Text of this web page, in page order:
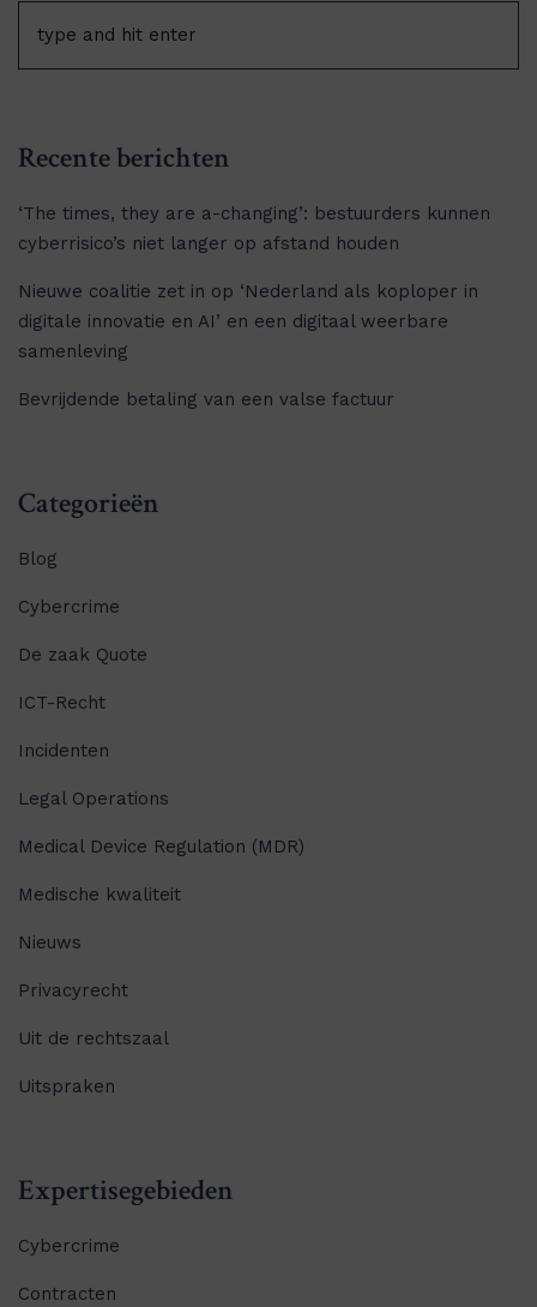
Recente berichten
‘The times, they are a-changing’: bestuurders kunnen
cyberrisico’s niet langer op afstand houden
Nieuwe coalitie zet in op ‘Nederland als koploper in
digitale innovatie en AI’ en een digitaal weerbare
samenleving
Bevrijdende betaling van een valse factuur
Categorieën
Blog
Cybercrime
De zaak Quote
ICT-Recht
Incidenten
Legal Operations
Medical Device Regulation (MDR)
Medische kwaliteit
Nieuws
Privacyrecht
Uit de rechtszaal
Uitspraken
Expertisegebieden
Cybercrime
Contracten